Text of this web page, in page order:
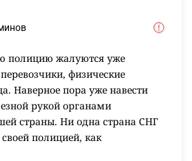
полицию жалуются уже
физические
Наверное пора уже навести
рукой органами
страны. Ни одна страна СНГ
полицией, как